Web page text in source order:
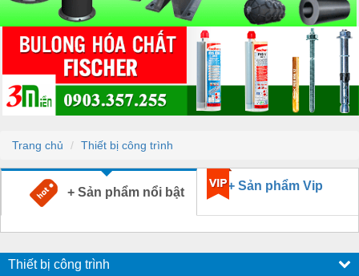
Trang chủ Thiết bị công trình
+ Sản phẩm nổi bật + Sản phẩm Vip
Thiết bị công trình